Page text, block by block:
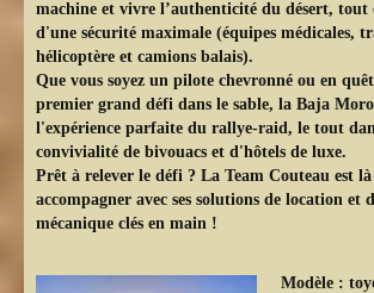
machine et vivre l’authenticité du désert, tout
d'une sécurité maximale (équipes médicales,
hélicoptère et camions balais).
Que vous soyez un pilote chevronné ou en
premier grand défi dans le sable, la Baja
l'expérience parfaite du rallye-raid, le tout
convivialité de bivouacs et d'hôtels de luxe.
Prêt à relever le défi ? La Team Couteau est
accompagner avec ses solutions de location et
mécanique clés en main !
Modèle :